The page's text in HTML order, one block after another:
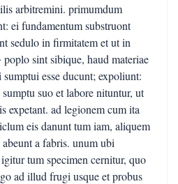
arbitremini. primumdum
ei fundamentum substruont
sedulo in firmitatem et ut in
sint sibique, haud materiae
esse ducunt; expoliunt:
suo et labore nituntur, ut
expetant. ad legionem cum ita
eis danunt tum iam, aliquem
a fabris. unum ubi
tum specimen cernitur, quo
ad illud frugi usque et probus